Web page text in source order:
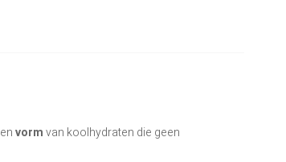
vormvan koolhydraten die geen